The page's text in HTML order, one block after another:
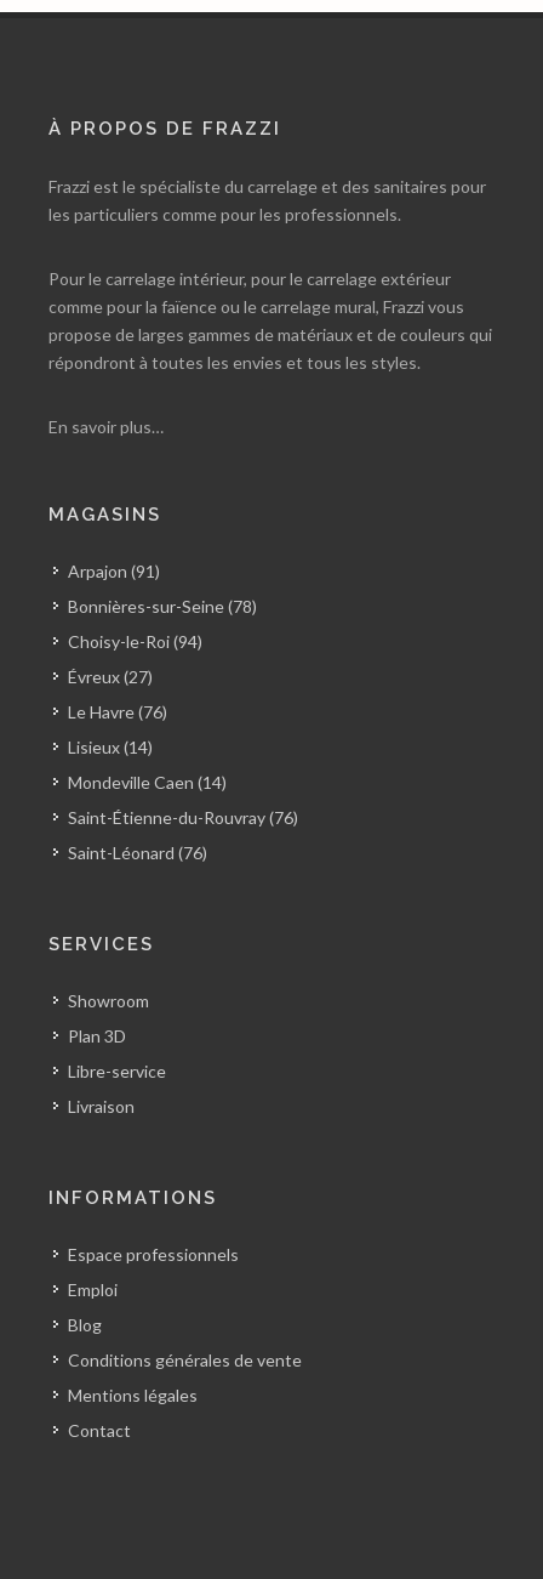
À PROPOS DE FRAZZI
Frazzi est le spécialiste du carrelage et des sanitaires pour
les particuliers comme pour les professionnels.
Pour le carrelage intérieur, pour le carrelage extérieur
comme pour la faïence ou le carrelage mural, Frazzi vous
propose de larges gammes de matériaux et de couleurs qui
répondront à toutes les envies et tous les styles.
En savoir plus…
MAGASINS
Arpajon (91)
Bonnières-sur-Seine (78)
Choisy-le-Roi (94)
Évreux (27)
Le Havre (76)
Lisieux (14)
Mondeville Caen (14)
Saint-Étienne-du-Rouvray (76)
Saint-Léonard (76)
SERVICES
Showroom
Plan 3D
Libre-service
Livraison
INFORMATIONS
Espace professionnels
Emploi
Blog
Conditions générales de vente
Mentions légales
Contact